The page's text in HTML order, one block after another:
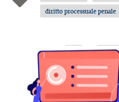
diritto processuale penale